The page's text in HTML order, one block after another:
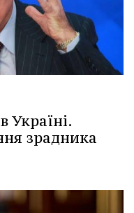
Україні.
зрадника